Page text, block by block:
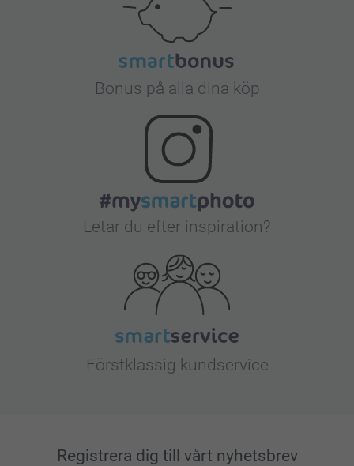
Bonus på alla dina köp
Letar du efter inspiration?
Förstklassig kundservice
Registrera dig till vårt nyhetsbrev